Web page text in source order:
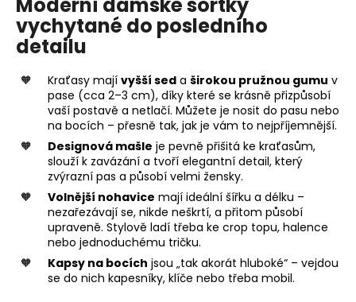
vychytané do posledního
detailu
Kraťasy mají vyšší sed a širokou pružnou gumu v
pase (cca 2–3 cm), díky které se krásně přizpůsobí
vaší postavě a netlačí. Můžete je nosit do pasu nebo
na bocích – přesně tak, jak je vám to nejpříjemnější.
Designová mašle je pevně přišitá ke kraťasům,
slouží k zavázání a tvoří elegantní detail, který
zvýrazní pas a působí velmi žensky.
Volnější nohavice mají ideální šířku a délku –
nezařezávají se, nikde neškrtí, a přitom působí
upraveně. Stylově ladí třeba ke crop topu, halence
nebo jednoduchému tričku.
Kapsy na bocích jsou „tak akorát hluboké“ – vejdou
se do nich kapesníky, klíče nebo třeba mobil.